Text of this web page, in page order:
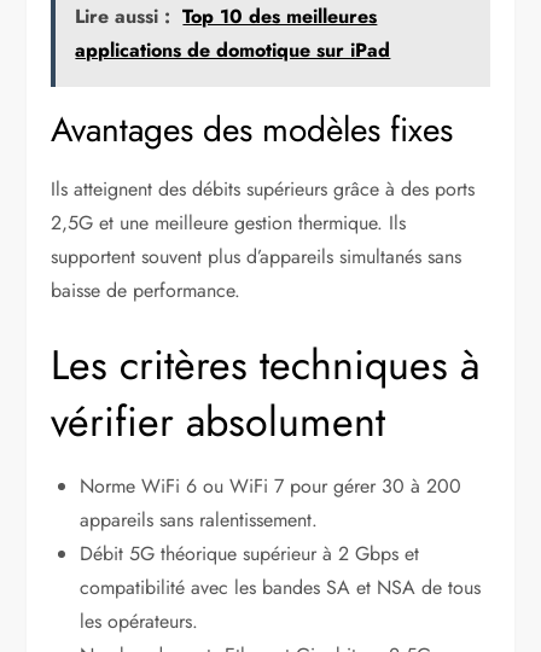
Lire aussi : Top 10 des meilleures
applications de domotique sur iPad
Avantages des modèles fixes
Ils atteignent des débits supérieurs grâce à des ports
2,5G et une meilleure gestion thermique. Ils
supportent souvent plus d’appareils simultanés sans
baisse de performance.
Les critères techniques à
vérifier absolument
Norme WiFi 6 ou WiFi 7 pour gérer 30 à 200
appareils sans ralentissement.
Débit 5G théorique supérieur à 2 Gbps et
compatibilité avec les bandes SA et NSA de tous
les opérateurs.